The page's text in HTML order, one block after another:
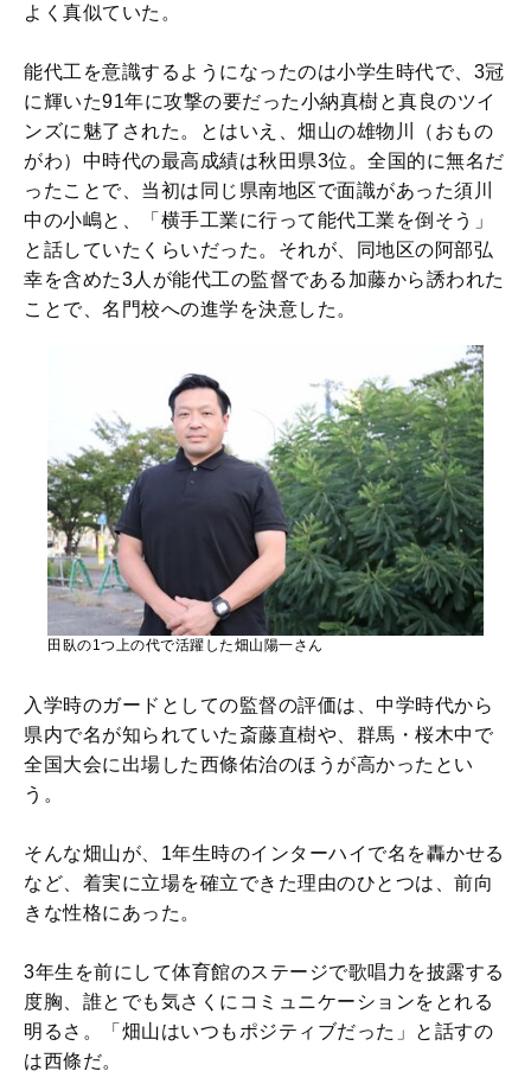
よく真似ていた。
能代工を意識するようになったのは小学生時代で、3冠
に輝いた91年に攻撃の要だった小納真樹と真良のツイ
ンズに魅了された。とはいえ、畑山の雄物川（おもの
がわ）中時代の最高成績は秋田県3位。全国的に無名だ
ったことで、当初は同じ県南地区で面識があった須川
中の小嶋と、「横手工業に行って能代工業を倒そう」
と話していたくらいだった。それが、同地区の阿部弘
幸を含めた3人が能代工の監督である加藤から誘われた
ことで、名門校への進学を決意した。
田臥の1つ上の代で活躍した畑山陽一さん
入学時のガードとしての監督の評価は、中学時代から
県内で名が知られていた斎藤直樹や、群馬・桜木中で
全国大会に出場した西條佑治のほうが高かったとい
う。
そんな畑山が、1年生時のインターハイで名を轟かせる
など、着実に立場を確立できた理由のひとつは、前向
きな性格にあった。
3年生を前にして体育館のステージで歌唱力を披露する
度胸、誰とでも気さくにコミュニケーションをとれる
明るさ。「畑山はいつもポジティブだった」と話すの
は西條だ。